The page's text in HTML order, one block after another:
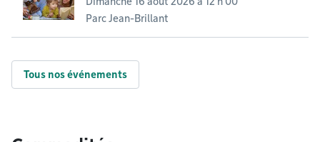
Parc Jean-Brillant
Tous nos événements